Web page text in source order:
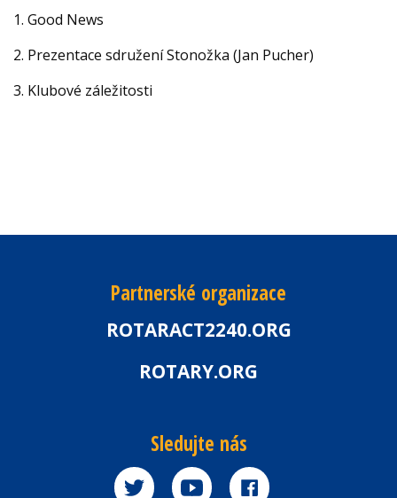
1. Good News
2. Prezentace sdružení Stonožka (Jan Pucher)
3. Klubové záležitosti
Partnerské organizace
ROTARACT2240.ORG
ROTARY.ORG
Sledujte nás